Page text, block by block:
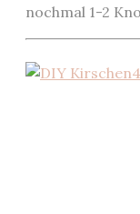
nochmal 1-2